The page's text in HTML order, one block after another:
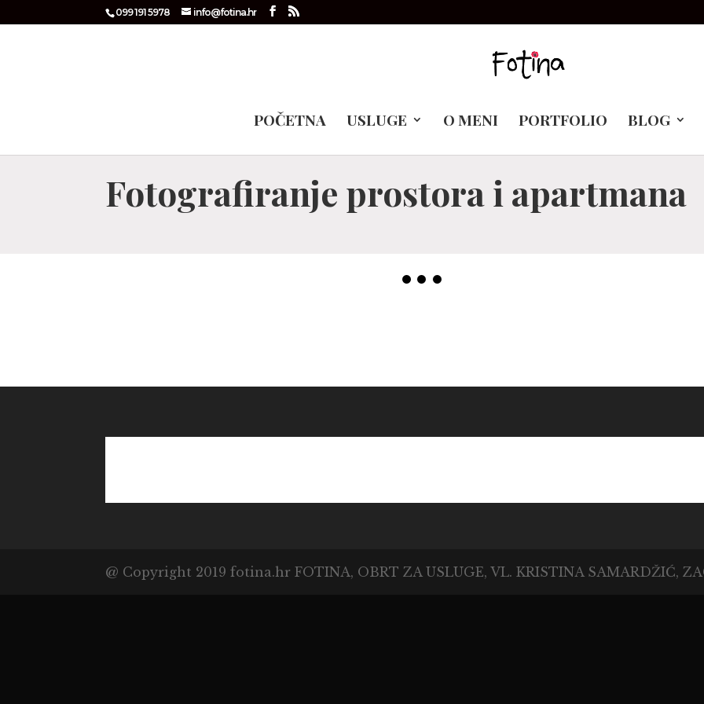
099 191 5978 info@fotina.hr
POČETNA USLUGE O MENI PORTFOLIO BLOG
Fotografiranje prostora i apartmana
@ Copyright 2019 fotina.hr FOTINA, OBRT ZA USLUGE, VL. KRISTINA SAMARDŽIĆ,